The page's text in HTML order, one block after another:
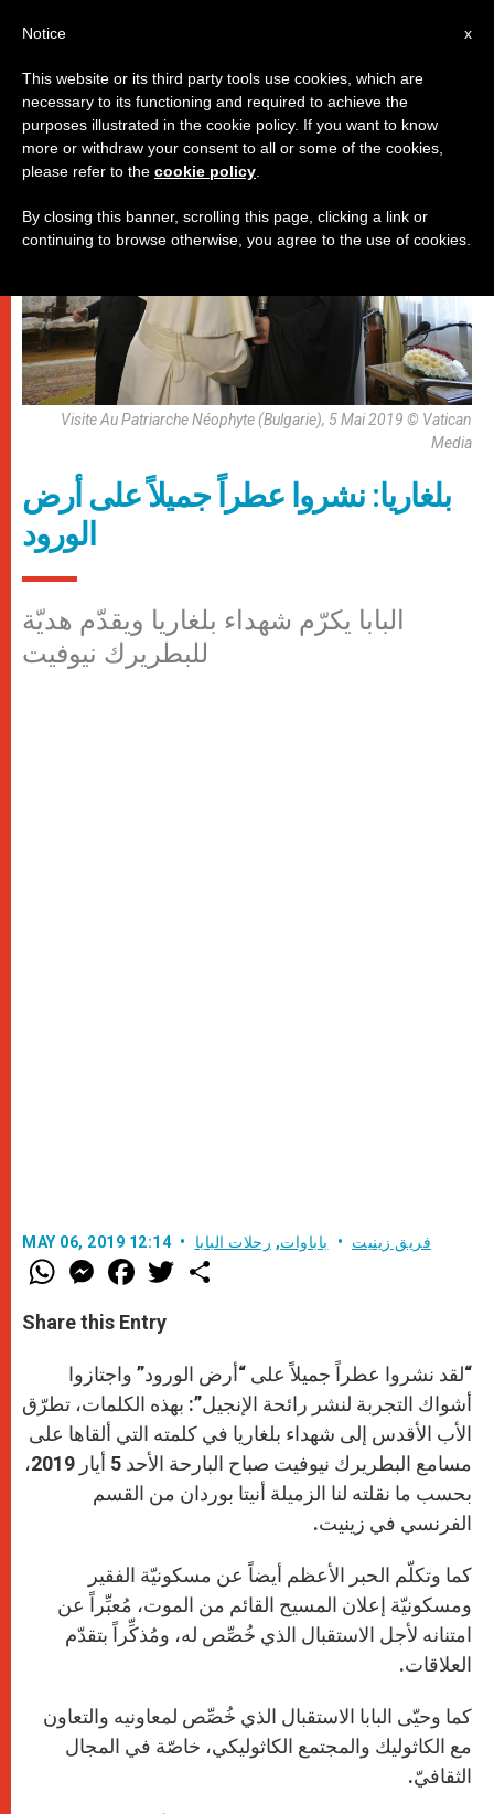
باباوات,رحلات البابا
Visite Au Patriarche Néophyte (Bulgarie), 5 Mai 2019 © Vatican
Media
بلغاريا: نشروا عطراً جميلاً على أرض
الورود
البابا يكرّم شهداء بلغاريا ويقدّم هديّة
للبطريرك نيوفيت
MAY 06, 2019 12:14 فريق زينيت باباوات, رحلات البابا
W
h
t
s
p
p
M
e
s
e
g
e
r
F
a
e
b
o
k
w
r
Share this Entry
“لقد نشروا عطراً جميلاً على “أرض الورود” واجتازوا
أشواك التجربة لنشر رائحة الإنجيل”: بهذه الكلمات، تطرّق
الأب الأقدس إلى شهداء بلغاريا في كلمته التي ألقاها على
مسامع البطريرك نيوفيت صباح البارحة الأحد 5 أيار 2019،
بحسب ما نقلته لنا الزميلة أنيتا بوردان من القسم
الفرنسي في زينيت.
كما وتكلّم الحبر الأعظم أيضاً عن مسكونيّة الفقير
ومسكونيّة إعلان المسيح القائم من الموت، مُعبِّراً عن
امتنانه لأجل الاستقبال الذي خُصِّص له، ومُذكِّراً بتقدّم
العلاقات.
كما وحيّى البابا الاستقبال الذي خُصِّص لمعاونيه والتعاون
مع الكاثوليك والمجتمع الكاثوليكي، خاصّة في المجال
الثقافيّ.
x
Notice
This website or its third party tools use cookies, which are
necessary to its functioning and required to achieve the
purposes illustrated in the cookie policy. If you want to know
more or withdraw your consent to all or some of the cookies,
please refer to the cookie policy
By closing this banner, scrolling this page, clicking a link or
continuing to browse otherwise, you agree to the use of cookies.